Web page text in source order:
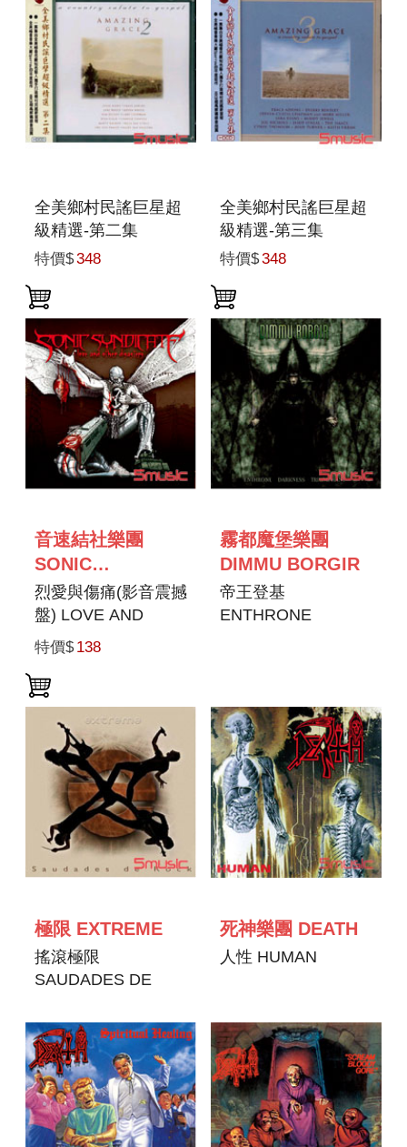
全美鄉村民謠巨星超
級精選-第二集
特價$348
全美鄉村民謠巨星超
級精選-第三集
特價$348
音速結社樂團
SONIC
SYNDICATE
烈愛與傷痛(影音震撼
盤) LOVE AND
OTHER
DISASTERS
特價$ 138
霧都魔堡樂團
DIMMU BORGIR
帝王登基
ENTHRONE
極限 EXTREME
搖滾極限
SAUDADES DE
死神樂團 DEATH
人性 HUMAN